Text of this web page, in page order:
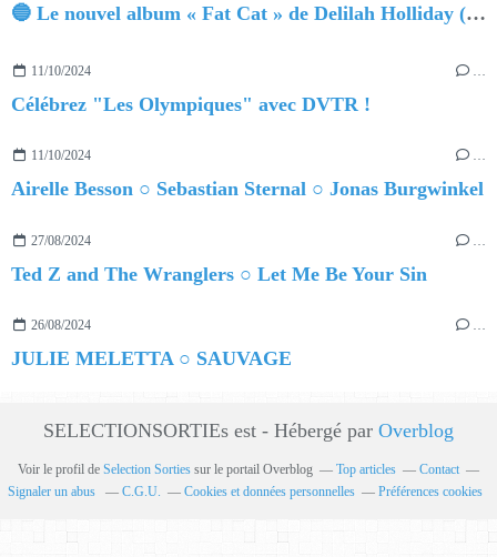
🔵 Le nouvel album « Fat Cat » de Delilah Holliday (sortie le 30 Octobre 2026)
11/10/2024 …
Célébrez "Les Olympiques" avec DVTR !
11/10/2024 …
Airelle Besson ○ Sebastian Sternal ○ Jonas Burgwinkel
27/08/2024
Ted Z and The Wranglers ○ Let Me Be Your Sin
26/08/2024 …
JULIE MELETTA ○ SAUVAGE
SELECTIONSORTIEs est - Hébergé par Overblog
Voir le profil de Selection Sorties sur le portail Overblog Top articles
Contact
Signaler un abus
C.G.U. Cookies et données personnelles Préférences cookies